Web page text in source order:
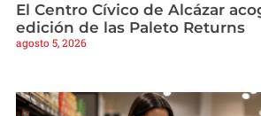
El Centro Cívico de Alcázar
edición de las Paleto Returns
agosto 5, 2026